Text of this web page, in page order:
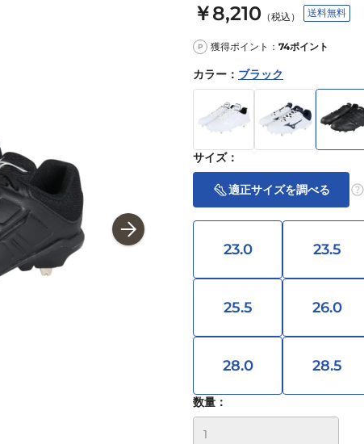
￥8,210 （税込） 送料無料
P 獲得ポイント： 74ポイント
カラー ： ブラック
サイズ：
適正サイズを調べる
23.0 23.5
25.5 26.0
28.0 28.5
数量：